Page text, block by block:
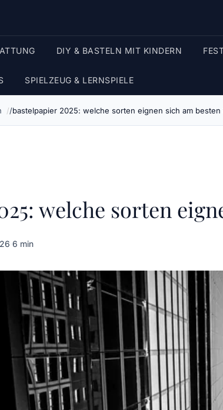
DIY & BASTELN MIT KINDERN
SPIELZEUG & LERNSPIELE
bastelpapier 2025: welche sorten eignen sich am
welche sorten
·6 min